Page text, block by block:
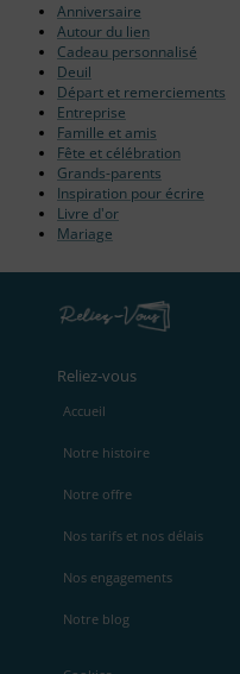
Anniversaire
Autour du lien
Cadeau personnalisé
Deuil
Départ et remerciements
Entreprise
Famille et amis
Fête et célébration
Grands-parents
Inspiration pour écrire
Livre d'or
Mariage
Reliez‑vous
Accueil
Notre histoire
Notre offre
Nos tarifs et nos délais
Nos engagements
Notre blog